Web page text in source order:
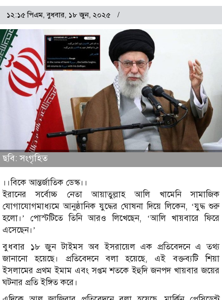
১২:১৫ পিএম, বুধবার, ১৮ জুন, ২০২৫
ছবি: সংগৃহিত
।।বিকে আন্তর্জাতিক ডেস্ক।।
ইরানের সর্বোচ্চ নেতা আয়াতুল্লাহ আলি খামেনি সামাজিক
যোগাযোগমাধ্যমে আনুষ্ঠানিক যুদ্ধের ঘোষনা দিয়ে লিকেন, ‘যুদ্ধ শুরু
হলো।’ পোস্টটিতে তিনি আরও লিখেছেন, ‘আলি খায়বারে ফিরে
এসেছেন।’
বুধবার ১৮ জুন টাইমস অব ইসরায়েল এক প্রতিবেদনে এ তথ্য
জানানো হয়েছে। প্রতিবেদনে বলা হয়েছে, এই বক্তব্যটি শিয়া
ইসলামের প্রথম ইমাম এবং সপ্তম শতকে ইহুদি জনপদ খায়বার জয়ের
ঘটনার প্রতি ইঙ্গিত করে।